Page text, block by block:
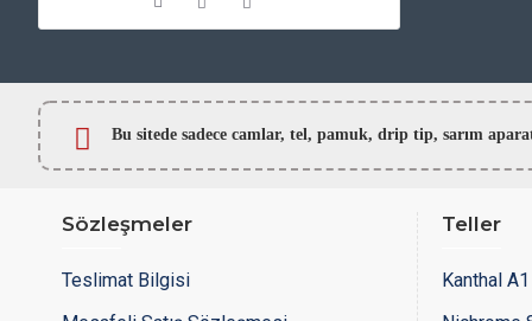
Bu sitede sadece camlar, tel, pamuk, drip tip, sarım
Sözleşmeler
Teslimat Bilgisi
Teller
Kanthal